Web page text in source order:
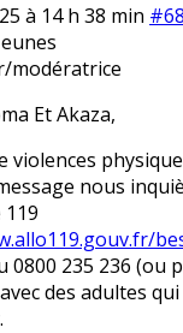
à 14 h 38 min
modératrice
Et Akaza,
violences
nous
0800 235 236 (ou
des adultes